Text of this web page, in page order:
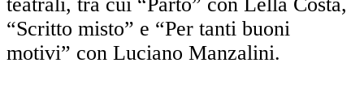
“Scritto misto” e “Per tanti buoni
motivi” con Luciano Manzalini.